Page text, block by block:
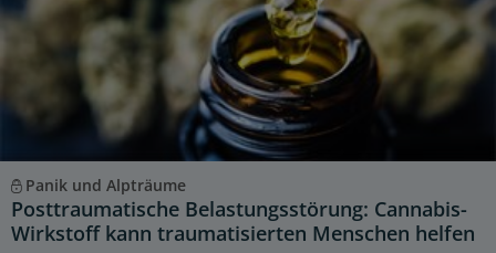
Panik und Alpträume
Posttraumatische Belastungsstörung: Cannabis-
Wirkstoff kann traumatisierten Menschen helfen